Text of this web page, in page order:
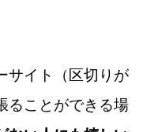
サイト（区切りが
ることができる場